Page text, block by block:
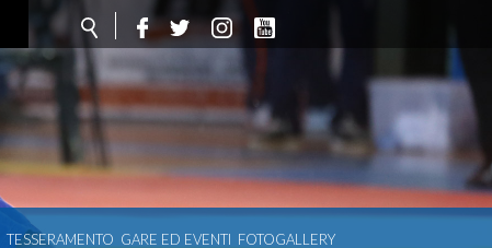
TESSERAMENTO GARE ED EVENTI FOTOGALLERY